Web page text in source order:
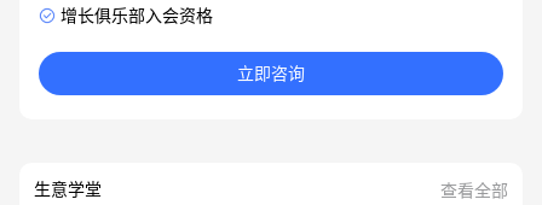
增长俱乐部入会资格
立即咨询
生意学堂 查看全部